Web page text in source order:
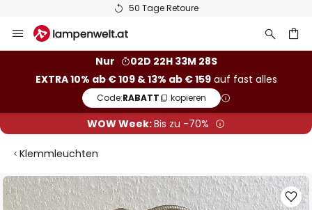
50 Tage Retoure
Inhalt
Nur
02D 22H 33M 28S
EXTRA 10% ab € 109 & 13% ab € 159auf fast alles
Code:RABATT kopieren
WOW Week:Bis zu -70%
Klemmleuchten
Zum
Ende